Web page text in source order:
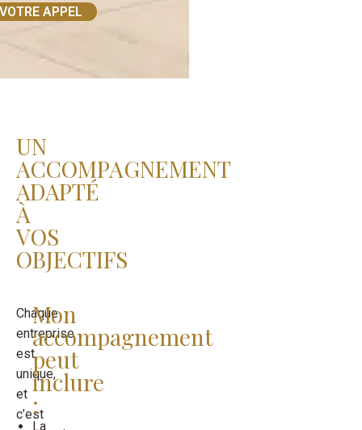
APPEL
UN
ACCOMPAGNEMENT
ADAPTÉ
À
VOS
OBJECTIFS
Chaque
entreprise
est
unique,
et
c’est
Mon
accompagnement
peut
inclure
:
La